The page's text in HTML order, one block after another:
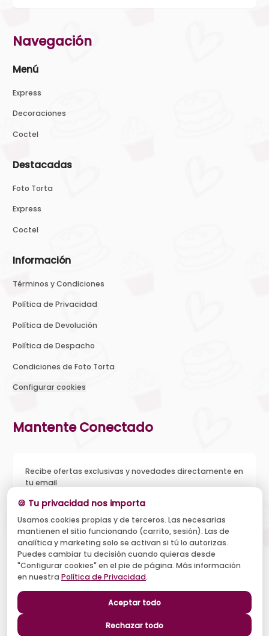
Navegación
Menú
Express
Decoraciones
Coctel
Destacadas
Foto Torta
Express
Coctel
Información
Términos y Condiciones
Política de Privacidad
Política de Devolución
Política de Despacho
Condiciones de Foto Torta
Configurar cookies
Mantente Conectado
Recibe ofertas exclusivas y novedades directamente en
tu email
Acepto recibir novedades y ofertas, y el tratamiento de mi
email según la Política de Privacidad . Puedo darme de baja
cuando quiera.
Suscribirse
🍪 Tu privacidad nos importa
Usamos cookies propias y de terceros. Las necesarias
mantienen el sitio funcionando (carrito, sesión). Las de
analítica y marketing solo se activan si tú lo autorizas.
Puedes cambiar tu decisión cuando quieras desde
"Configurar cookies" en el pie de página. Más información
en nuestra Política de Privacidad.
Aceptar todo
Rechazar todo